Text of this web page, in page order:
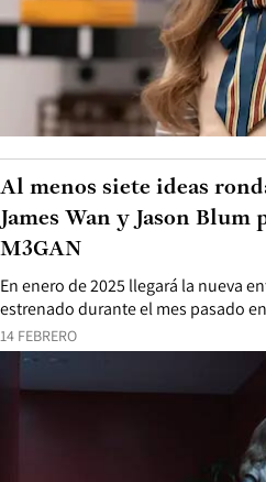
14 FEBRERO
En enero de 2025 llegará la nueva
estrenado durante el mes pasado
Al menos siete ideas
James Wan y Jason Blum
M3GAN